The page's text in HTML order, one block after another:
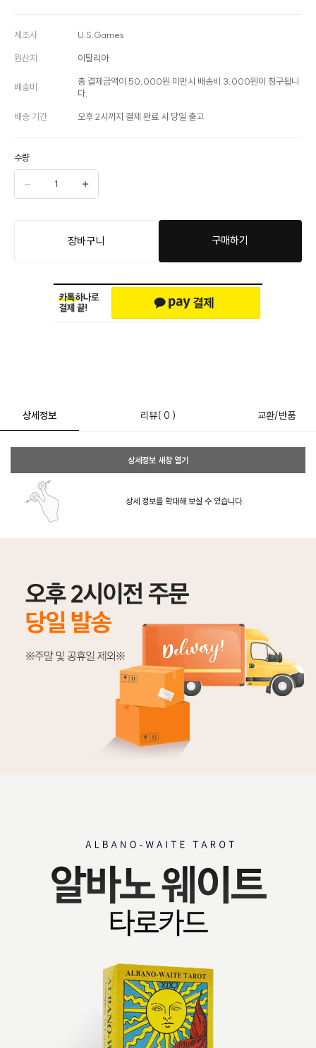
제조사 U.S.Games
원산지 이탈리아
배송비
총 결제금액이 50,000원 미만시 배송비 3,000원이 청구됩니
다.
배송 기간 오후 2시까지 결제 완료 시 당일 출고
수량
장바구니 구매하기
상세정보 리뷰( 0 ) 교환/반품
상세정보 새창 열기
상세 정보를 확대해 보실 수 있습니다.